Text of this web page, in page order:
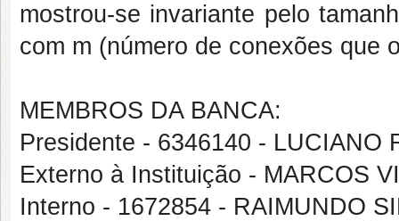
mostrou-se invariante pelo
com m (número de conexões que
MEMBROS DA BANCA:
Presidente - 6346140 - LUCIANO
Externo à Instituição - MARCOS
Interno - 1672854 - RAIMUNDO